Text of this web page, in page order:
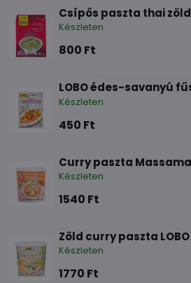
Csípős paszta thai
Készleten
800 Ft
LOBO édes-savanyú
Készleten
450 Ft
Curry paszta
Készleten
1540 Ft
Zöld curry paszta
Készleten
1770 Ft